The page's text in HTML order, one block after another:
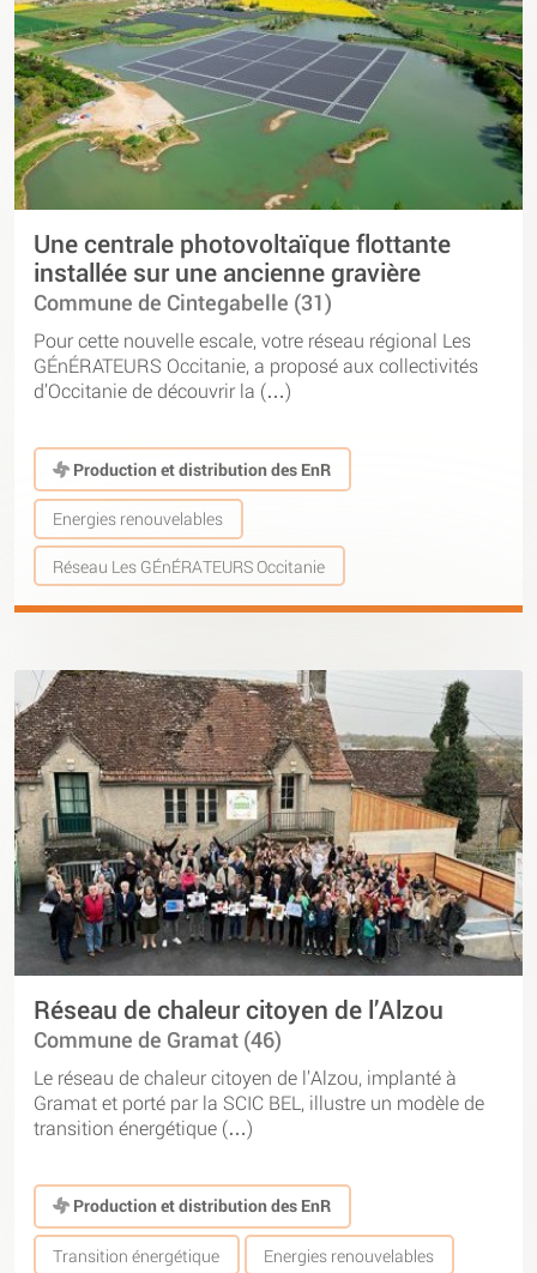
Une centrale photovoltaïque flottante
installée sur une ancienne gravière
Commune de Cintegabelle (31)
Pour cette nouvelle escale, votre réseau régional Les
GÉnÉRATEURS Occitanie, a proposé aux collectivités
d’Occitanie de découvrir la (…)
Production et distribution des EnR
Energies renouvelables
Réseau Les GÉnÉRATEURS Occitanie
Réseau de chaleur citoyen de l’Alzou
Commune de Gramat (46)
Le réseau de chaleur citoyen de l’Alzou, implanté à
Gramat et porté par la SCIC BEL, illustre un modèle de
transition énergétique (…)
Production et distribution des EnR
Transition énergétique Energies renouvelables